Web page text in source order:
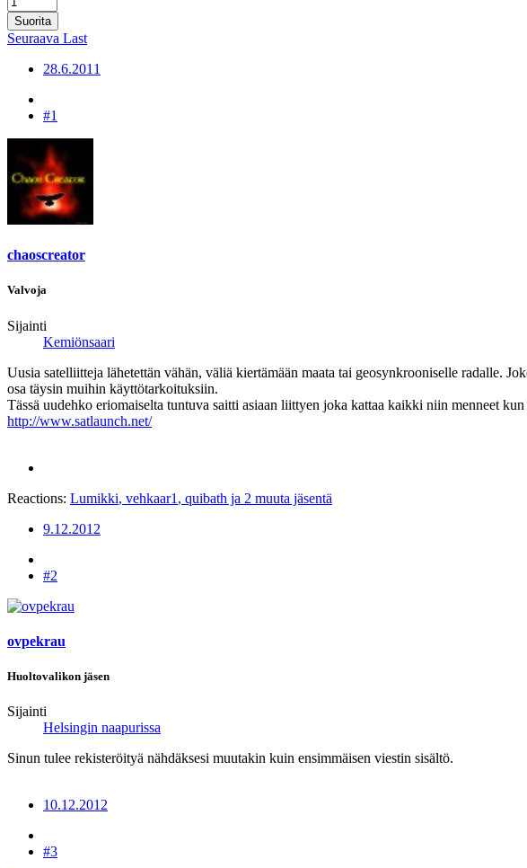
Suorita
Seuraava Last
28.6.2011
#1
chaoscreator
Valvoja
Sijainti
Kemiönsaari
Uusia satelliitteja lähetettän vähän, väliä kiertämään maata tai geosynkrooniselle radalle.
osa täysin muihin käyttötarkoituksiin.
Tässä uudehko eriomaiselta tuntuva saitti asiaan liittyen joka kattaa kaikki niin menneet
http://www.satlaunch.net/
Reactions: Lumikki, vehkaar1 , quibath ja 2 muuta jäsentä
9.12.2012
#2
ovpekrau
Huoltovalikon jäsen
Sijainti
Helsingin naapurissa
Sinun tulee rekisteröityä nähdäksesi muutakin kuin ensimmäisen viestin sisältö.
10.12.2012
#3